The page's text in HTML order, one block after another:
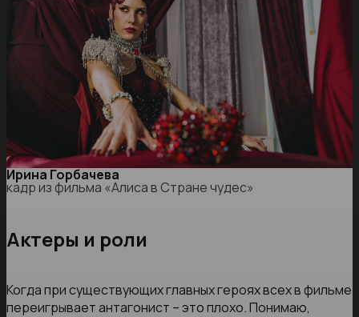
Ирина Горбачева
кадр из фильма «Алиса в Стране чудес»
Актеры и роли
Когда при существующих главных героях всех в фильме
переигрывает антагонист – это плохо. Понимаю,